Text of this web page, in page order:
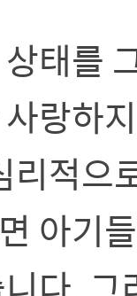
태를
랑하
리적으
아기